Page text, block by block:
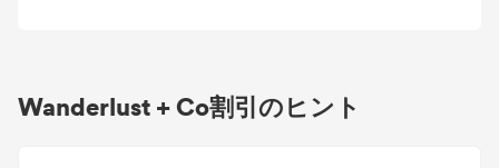
Wanderlust + Co割引のヒント